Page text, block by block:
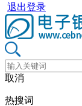
退出登录
取消
热搜词